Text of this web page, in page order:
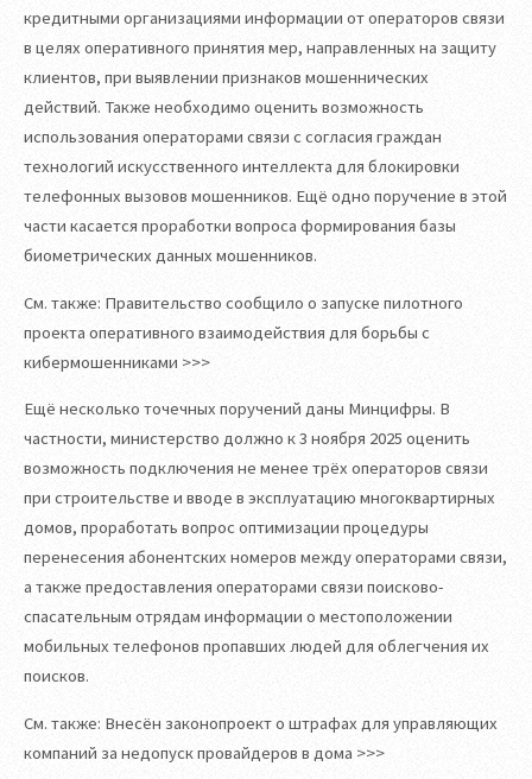
кредитными организациями информации от операторов связи
в целях оперативного принятия мер, направленных на защиту
клиентов, при выявлении признаков мошеннических
действий. Также необходимо оценить возможность
использования операторами связи с согласия граждан
технологий искусственного интеллекта для блокировки
телефонных вызовов мошенников. Ещё одно поручение в этой
части касается проработки вопроса формирования базы
биометрических данных мошенников.
См. также: Правительство сообщило о запуске пилотного
проекта оперативного взаимодействия для борьбы с
кибермошенниками >>>
Ещё несколько точечных поручений даны Минцифры. В
частности, министерство должно к 3 ноября 2025 оценить
возможность подключения не менее трёх операторов связи
при строительстве и вводе в эксплуатацию многоквартирных
домов, проработать вопрос оптимизации процедуры
перенесения абонентских номеров между операторами связи,
а также предоставления операторами связи поисково-
спасательным отрядам информации о местоположении
мобильных телефонов пропавших людей для облегчения их
поисков.
См. также: Внесён законопроект о штрафах для управляющих
компаний за недопуск провайдеров в дома >>>